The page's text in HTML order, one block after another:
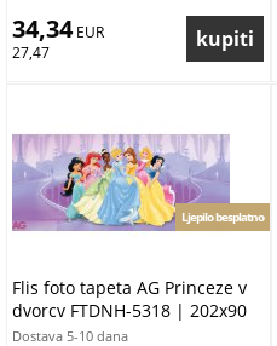
34,34 EUR
27,47
Flis foto tapeta AG Princeze v
dvorcv FTDNH-5318 | 202x90
cm
Ljepilo besplatno
Dostava 5-10 dana